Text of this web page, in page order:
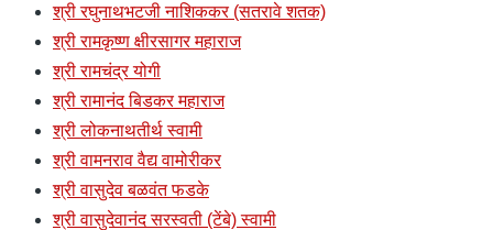
श्री रघुनाथभटजी नाशिककर (सतरावे शतक)
श्री रामकृष्ण क्षीरसागर महाराज
श्री रामचंद्र योगी
श्री रामानंद बिडकर महाराज
श्री लोकनाथतीर्थ स्वामी
श्री वामनराव वैद्य वामोरीकर
श्री वासुदेव बळवंत फडके
श्री वासुदेवानंद सरस्वती (टेंबे) स्वामी